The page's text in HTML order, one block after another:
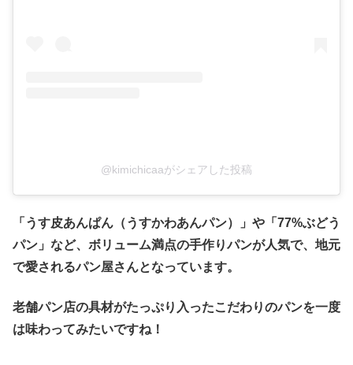
@kimichicaaがシェアした投稿
「うす皮あんぱん（うすかわあんパン）」や「77%ぶどう
パン」など、ボリューム満点の手作りパンが人気で、地元
で愛されるパン屋さんとなっています。
老舗パン店の具材がたっぷり入ったこだわりのパンを一度
は味わってみたいですね！